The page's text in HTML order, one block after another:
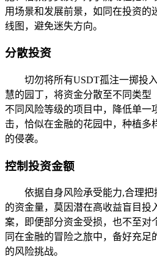
用场景和发展前景，如同在投资的
线图，避免迷失方向。
分散投资
切勿将所有USDT孤注一掷投
慧的园丁，将资金分散至不同类型
不同风险等级的项目中，降低单一
击，恰似在金融的花园中，种植多
的侵袭。
控制投资金额
依据自身风险承受能力,合理
的资金量，莫因潜在高收益盲目投
案，即便部分资金受损，也不至对
同在金融的冒险之旅中，备好充足
的风险挑战。